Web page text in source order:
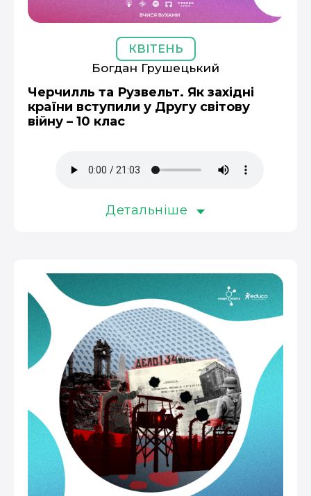
КВІТЕНЬ
Богдан Грушецький
Черчилль та Рузвельт. Як західні
країни вступили у Другу світову
війну – 10 клас
Детальніше